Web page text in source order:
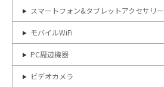
スマートフォン&タブレットアクセサリー
モバイルWiFi
PC周辺機器
ビデオカメラ